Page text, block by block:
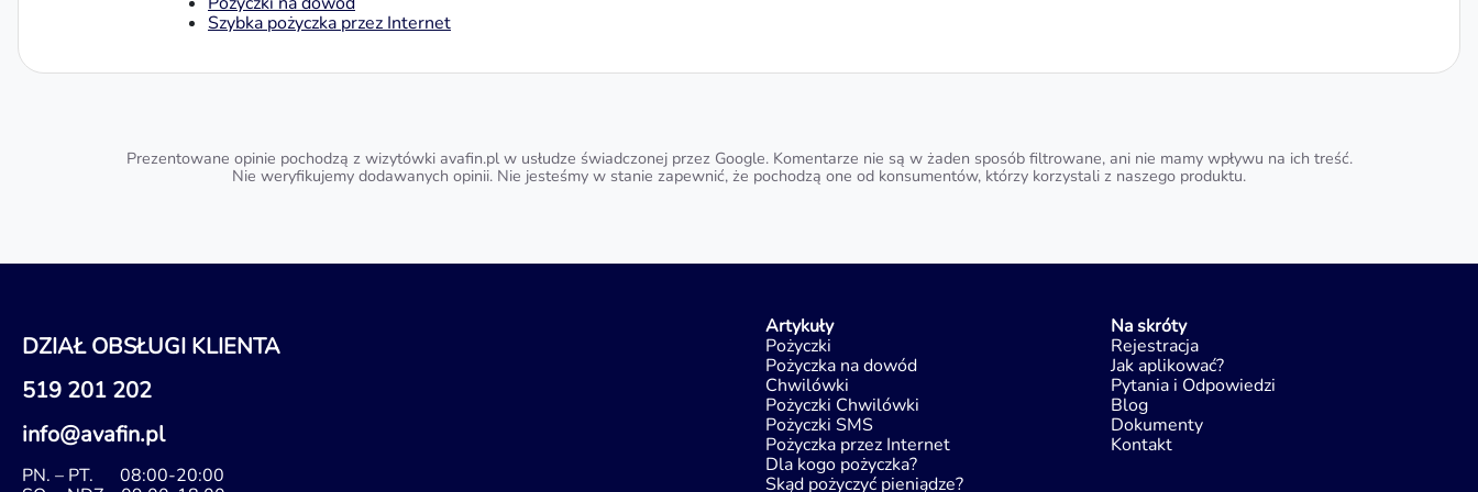
Szybka pożyczka przez Internet
Prezentowane opinie pochodzą z wizytówki avafin.pl w usłudze świadczonej przez Google. Komentarze nie są w żaden sposób filtrowane, ani nie mamy wpływu na ich treść.
Nie weryfikujemy dodawanych opinii. Nie jesteśmy w stanie zapewnić, że pochodzą one od konsumentów, którzy korzystali z naszego produktu.
DZIAŁ OBSŁUGI KLIENTA
519 201 202
info@avafin.pl
PN. – PT. 08:00-20:00
Artykuły
Pożyczki
Pożyczka na dowód
Chwilówki
Pożyczki Chwilówki
Pożyczki SMS
Pożyczka przez Internet
Dla kogo pożyczka?
Skąd pożyczyć pieniądze?
Na skróty
Rejestracja
Jak aplikować?
Pytania i Odpowiedzi
Blog
Dokumenty
Kontakt